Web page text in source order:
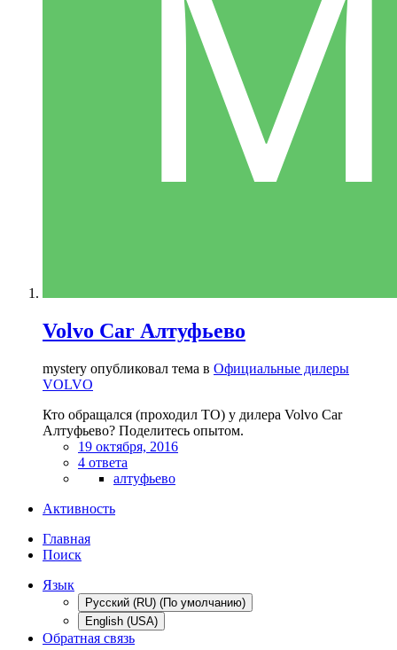
Volvo Car Алтуфьево
mystery опубликовал тема в Официальные дилеры
VOLVO
Кто обращался (проходил ТО) у дилера Volvo Car
Алтуфьево? Поделитесь опытом.
19 октября, 2016
4 ответа
алтуфьево
Активность
Главная
Поиск
Язык
Русский (RU) (По умолчанию)
English (USA)
Обратная связь